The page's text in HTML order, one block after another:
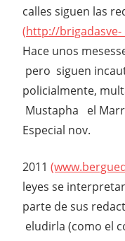
calles siguen las
(http://brigadasve-
Hace unos
pero siguen
policialmente,
Mustapha el
Especial nov.
2011
leyes se
parte de sus
eludirla (como el